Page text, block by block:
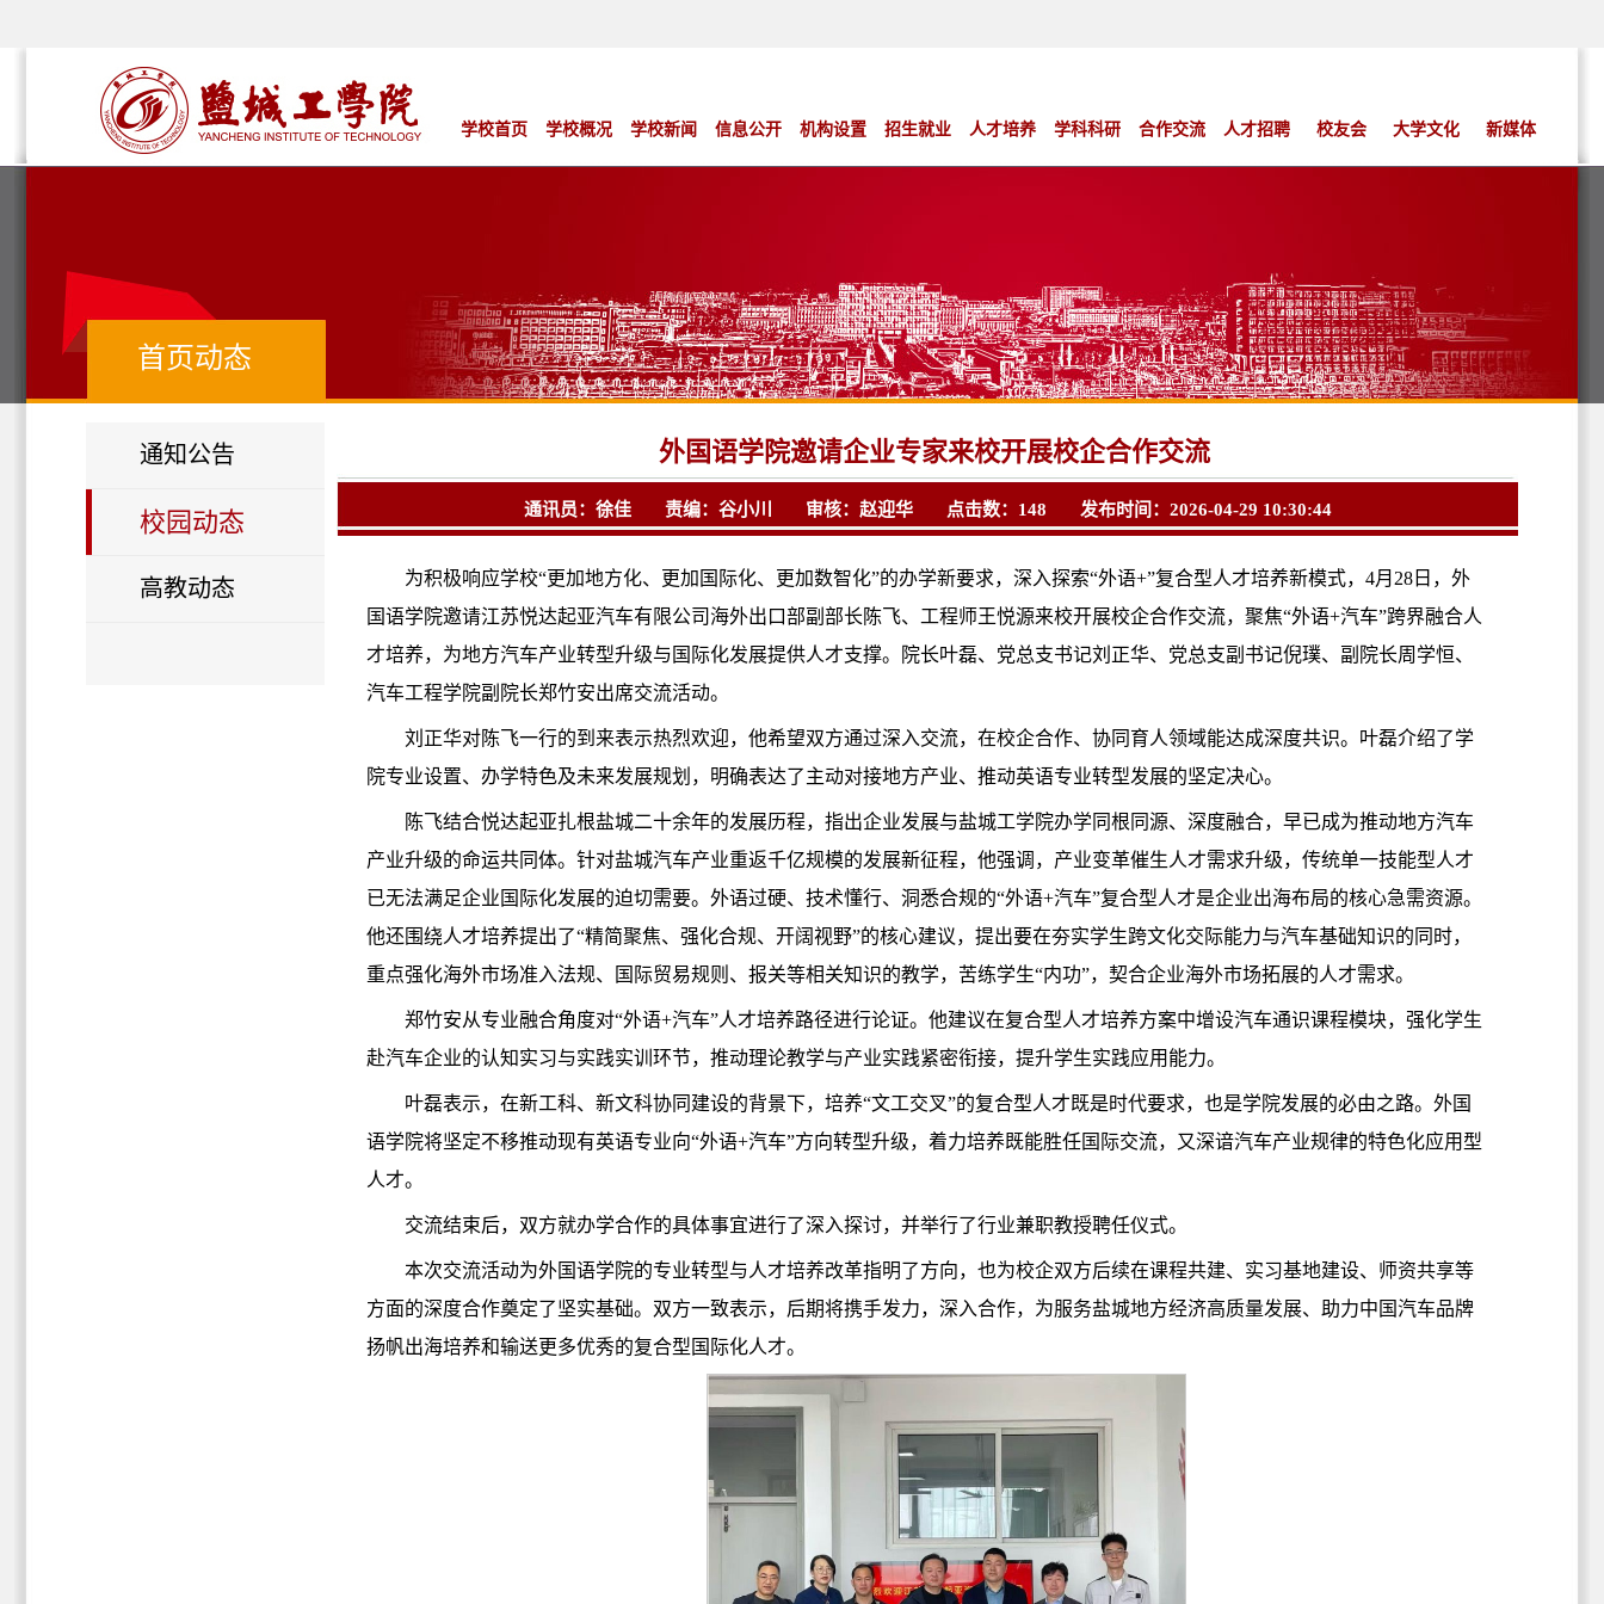
学校首页 学校概况 学校新闻 信息公开 机构设置 招生就业 人才培养 学科科研 合作交流 人才招聘 校友会 大学文化 新媒体
首页动态
通知公告
校园动态
高教动态
外国语学院邀请企业专家来校开展校企合作交流
通讯员：徐佳 责编：谷小川 审核：赵迎华 点击数： 148 发布时间：2026-04-29 10:30:44
为积极响应学校“更加地方化、更加国际化、更加数智化”的办学新要求，深入探索“外语+”复合型人才培养新模式，4月28日，外
国语学院邀请江苏悦达起亚汽车有限公司海外出口部副部长陈飞、 工程师王悦源来校开展校企合作交流，聚焦“外语+汽车”跨界融合人
才培养，为地方汽车产业转型升级与国际化发展提供人才支撑。院长叶磊、党总支书记刘正华、党总支副书记倪璞、副院长周学恒、
汽车工程学院副院长郑竹安出席交流活动。
刘正华对陈飞一行的到来表示热烈欢迎，他希望双方通过深入交流，在校企合作、协同育人领域能达成深度共识。叶磊介绍了学
院专业设置、办学特色及未来发展规划，明确表达了主动对接地方产业、推动英语专业转型发展的坚定决心。
陈飞结合悦达起亚扎根盐城二十余年的发展历程，指出企业发展与盐城工学院办学同根同源、深度融合，早已成为推动地方汽车
产业升级的命运共同体。针对盐城汽车产业重返千亿规模的发展新征程，他强调，产业变革催生人才需求升级，传统单一技能型人才
已无法满足企业国际化发展的迫切需要。外语过硬、技术懂行、洞悉合规的“外语+汽车”复合型人才是企业出海布局的核心急需资源。
他还围绕人才培养提出了“精简聚焦、强化合规、开阔视野”的核心建议，提出要在夯实学生跨文化交际能力与汽车基础知识的同时，
重点强化海外市场准入法规、国际贸易规则、报关等相关知识的教学，苦练学生“内功”，契合企业海外市场拓展的人才需求。
郑竹安从专业融合角度对“外语+汽车”人才培养路径进行论证。他建议在复合型人才培养方案中增设汽车通识课程模块，强化学生
赴汽车企业的认知实习与实践实训环节，推动理论教学与产业实践紧密衔接，提升学生实践应用能力。
叶磊表示，在新工科、新文科协同建设的背景下，培养“文工交叉”的复合型人才既是时代要求，也是学院发展的必由之路。外国
语学院将坚定不移推动现有英语专业向“外语+汽车”方向转型升级，着力培养既能胜任国际交流，又深谙汽车产业规律的特色化应用型
人才。
交流结束后，双方就办学合作的具体事宜进行了深入探讨，并举行了行业兼职教授聘任仪式。
本次交流活动为外国语学院的专业转型与人才培养改革指明了方向，也为校企双方后续在课程共建、实习基地建设、师资共享等
方面的深度合作奠定了坚实基础。双方一致表示，后期将携手发力，深入合作，为服务盐城地方经济高质量发展、助力中国汽车品牌
扬帆出海培养和输送更多优秀的复合型国际化人才。